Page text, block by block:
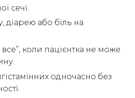
сечі.
діарею або біль на
все”, коли пацієнтка не може
одночасно без